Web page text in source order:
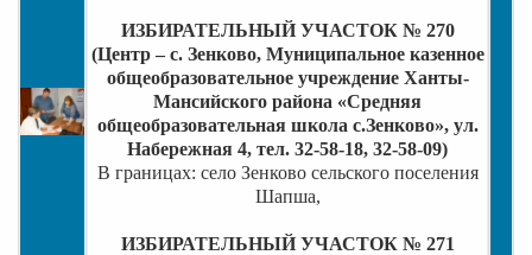
ИЗБИРАТЕЛЬНЫЙ УЧАСТОК № 270
(Центр – с. Зенково, Муниципальное казенное
общеобразовательное учреждение Ханты-
Мансийского района «Средняя
общеобразовательная школа с.Зенково», ул.
Набережная 4, тел. 32-58-18, 32-58-09)
В границах: село Зенково сельского поселения
Шапша,
ИЗБИРАТЕЛЬНЫЙ УЧАСТОК № 271